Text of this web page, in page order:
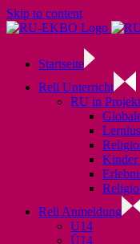
Skip to content
Startseite
Reli Unterricht
RU in
Kinder
Reli Anmeldung
U14
Ü14